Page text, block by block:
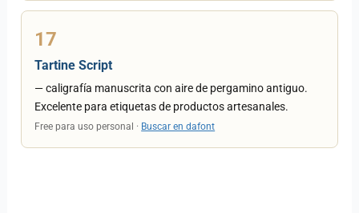
17
Tartine Script
— caligrafía manuscrita con aire de pergamino antiguo.
Excelente para etiquetas de productos artesanales.
Free para uso personal · Buscar en dafont